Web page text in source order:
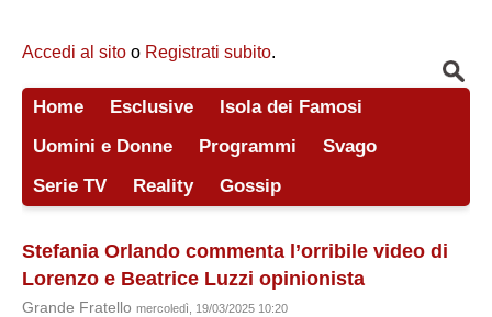
Accedi al sito o Registrati subito.
Home Esclusive
Isola dei Famosi
Uomini e Donne
Programmi
Svago
Serie TV
Reality Gossip
Stefania Orlando commenta l’orribile video di
Lorenzo e Beatrice Luzzi opinionista
Grande Fratello mercoledì, 19/03/2025 10:20